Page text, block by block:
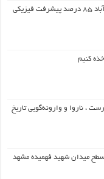
طراحی شهری محدوده قلعه وکیل‌آباد ۸۵ درصد پیشرفت فیزیکی
کنیم
، ناروا و وارونه‌گویی تاریخ
میدان شهید فهمیده مشهد